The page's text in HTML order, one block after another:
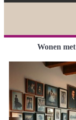
Wonen